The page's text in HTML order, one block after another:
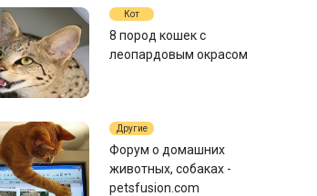
Кот
8 пород кошек с
леопардовым окрасом
Другие
Форум о домашних
животных, собаках -
petsfusion.com